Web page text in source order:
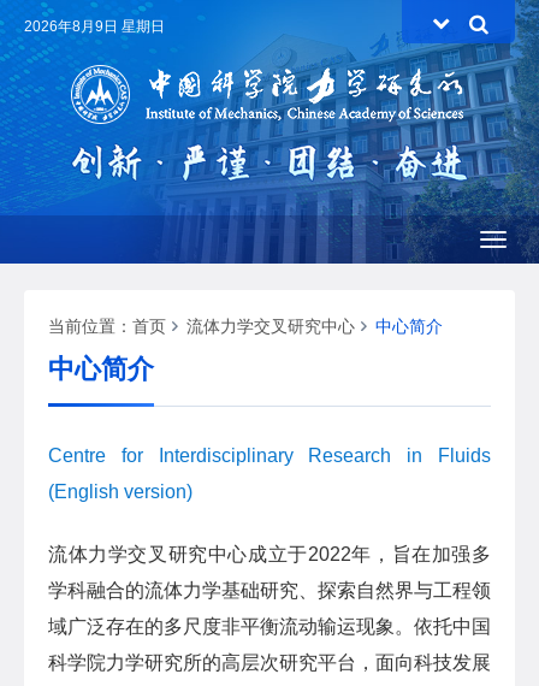
2026年8月9日 星期日
当前位置： 首页 流体力学交叉研究中心 中心简介
中心简介
Centre for Interdisciplinary Research in Fluids
(English version)
流体力学交叉研究中心成立于2022年，旨在加强多
学科融合的流体力学基础研究、探索自然界与工程领
域广泛存在的多尺度非平衡流动输运现象。依托中国
科学院力学研究所的高层次研究平台，面向科技发展